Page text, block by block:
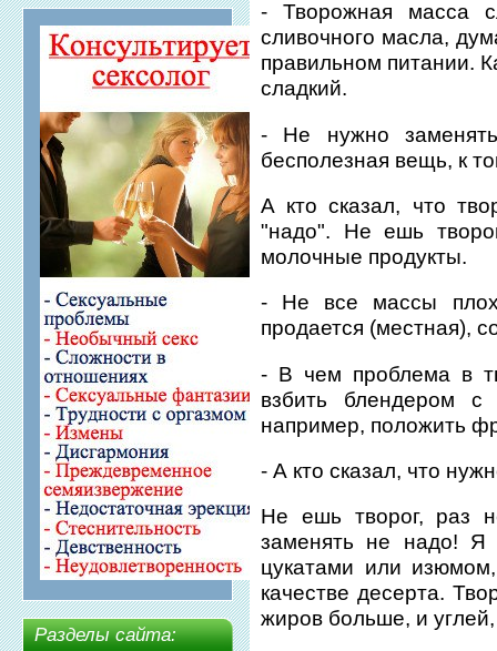
Разделы сайта:
- Творожная масса
сливочного масла,
правильном питании.
сладкий.
- Не нужно
бесполезная вещь, к
А кто сказал, что
"надо". Не ешь
молочные продукты.
- Не все массы
продается (местная),
- В чем проблема в
взбить блендером
например, положить
- А кто сказал, что
Не ешь творог, раз
заменять не надо!
цукатами или
качестве десерта.
жиров больше, и